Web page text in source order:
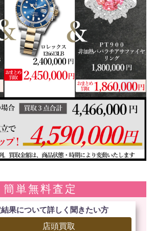
簡単無料査定
果について詳しく聞きたい方
店頭買取